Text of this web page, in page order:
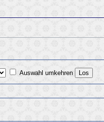
Auswahl umkehren